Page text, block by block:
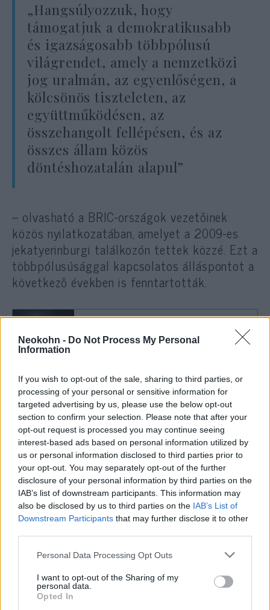
Neokohn - Do Not Process My Personal
Information
If you wish to opt-out of the sale, sharing to third parties, or
processing of your personal or sensitive information for
targeted advertising by us, please use the below opt-out
section to confirm your selection. Please note that after your
opt-out request is processed you may continue seeing
interest-based ads based on personal information utilized by
us or personal information disclosed to third parties prior to
your opt-out. You may separately opt-out of the further
disclosure of your personal information by third parties on the
IAB’s list of downstream participants. This information may
also be disclosed by us to third parties on the IAB’s List of
Downstream Participants that may further disclose it to other
Please note that this website/app uses one or more Google
not limited to your visit or usage behaviour. You may click to
grant or deny consent to Google and its third-party tags to
use your data for below specified purposes in below Google
Personal Data Processing Opt Outs
I want to opt-out of the Sharing of my
personal data.
Opted In
„Hangsúlyozzuk, hogy
támogatjuk a demokratikusabb
és igazságosabb többpólusú
világrendet, amely a nemzetközi
jog uralmán, az egyenlőségen, a
kölcsönös tiszteleten, az
együttműködésen, az
összehangolt fellépésen, és az
összes állam közös
döntéshozatalán alapul”
– olvasható a BRIC-országok vezetőinek
közös nyilatkozatában, amelyet a 2009-es
jekatyerinburgi találkozón tettek közzé. Ezt a
többpólusúsággal kapcsolatos álláspontot a
következő években is fenntartották.
Philip Pilkington: Egy kibővült BRICS
halálos fenyegetés a Nyugatra nézve
Annak ellenére, hogy a nyugati
kommentátorok kezdetben hitetlenkedtek a
BRICS hatékonyságában és kohéziójában, a
Financial Times 2014-ben végül elismerte,
hogy
„a globális gazdasági hatalomban
bekövetkezett változások arra
hatalom változásai logikusak –
sőt elkerülhetetlenek – lehetnek”.